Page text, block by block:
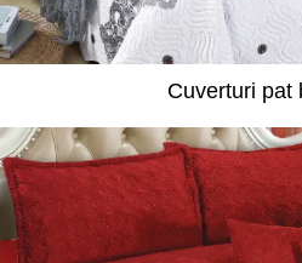
Cuverturi pat